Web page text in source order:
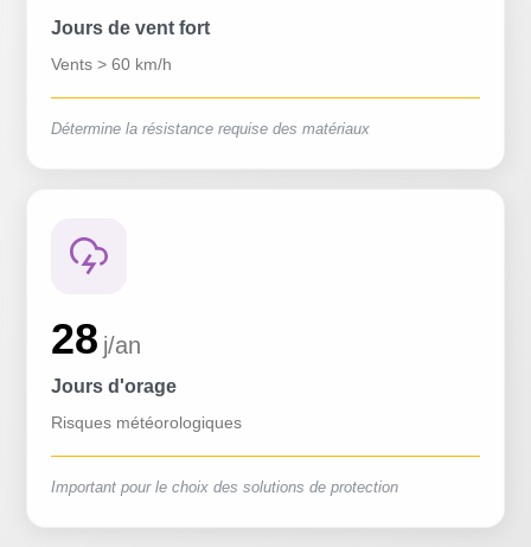
Jours de vent fort
Vents > 60 km/h
Détermine la résistance requise des matériaux
28 j/an
Jours d'orage
Risques météorologiques
Important pour le choix des solutions de protection